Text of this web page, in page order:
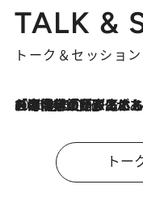
TALK &
トーク＆セッション
2026.8.3
「今後値上げがあるとすれば…」「リスクがあるのは今年の冬」エネルギー専門家が語る、ホルムズ海峡封鎖が家庭にもたらす“ある心配”
トー